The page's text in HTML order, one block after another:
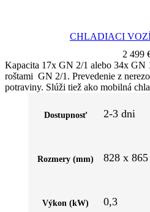
CHLADIACI
2 499
Kapacita 17x GN 2/1 alebo 34x GN
roštami GN 2/1. Prevedenie z
potraviny. Slúži tiež ako mobilná
Dostupnosť 2-3 dni
Rozmery (mm) 828 x
Výkon (kW) 0,3